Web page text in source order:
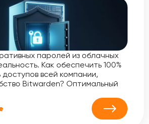
паролей из облачных
Как обеспечить 100%
доступов всей компании,
Bitwarden? Оптимальный